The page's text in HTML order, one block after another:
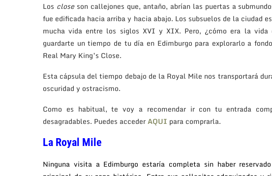
Los closeson callejones que, antaño, abrían las puertas a
fue edificada hacia arriba y hacia abajo. Los subsuelos de la ciudad
mucha vida entre los siglos XVI y XIX. Pero, ¿cómo era la vida
guardarte un tiempo de tu día en Edimburgo para explorarlo a
Real Mary King’s Close.
Esta cápsula del tiempo debajo de la Royal Mile nos transportará
oscuridad y ostracismo.
Como es habitual, te voy a recomendar ir con tu entrada
desagradables. Puedes accederAQUI para comprarla.
La Royal Mile
Ninguna visita a Edimburgo estaría completa sin haber